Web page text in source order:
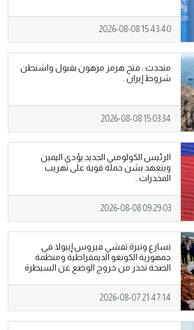
2026-08-08 15:43:40
متحدث : فتح هرمز مرهون بقبول واشنطن
شروط إيران .
2026-08-08 15:03:34
الرئيس الكولومبي الجديد يؤدي اليمين
ويتعهد بشن حملة قوية على تهريب
‌المخدرات .
2026-08-08 09:29:03
تسارع وتيرة تفشي فيروس إيبولا في
جمهورية الكونغو الديمقراطية ومنظمة
الصحة تحذر من خروج الوضع عن السيطرة
2026-08-07 21:47:14